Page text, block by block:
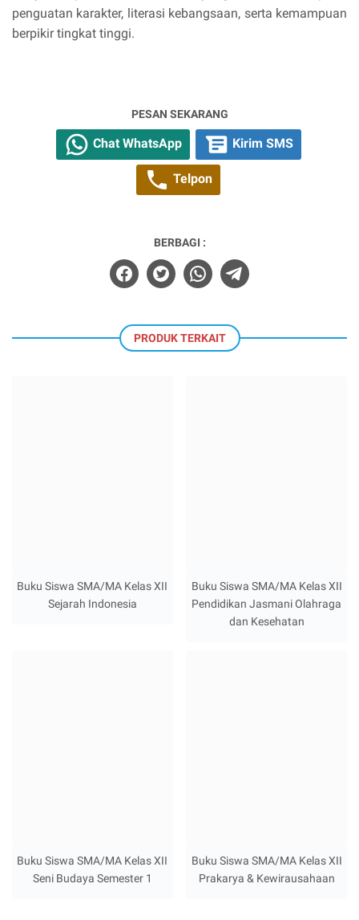
penguatan karakter, literasi kebangsaan, serta kemampuan
berpikir tingkat tinggi.
PESAN SEKARANG
Chat WhatsApp Kirim SMS
Telpon
BERBAGI :
PRODUK TERKAIT
Buku Siswa SMA/MA Kelas XII
Sejarah Indonesia
Buku Siswa SMA/MA Kelas XII
Pendidikan Jasmani Olahraga
dan Kesehatan
Buku Siswa SMA/MA Kelas XII
Seni Budaya Semester 1
Buku Siswa SMA/MA Kelas XII
Prakarya & Kewirausahaan